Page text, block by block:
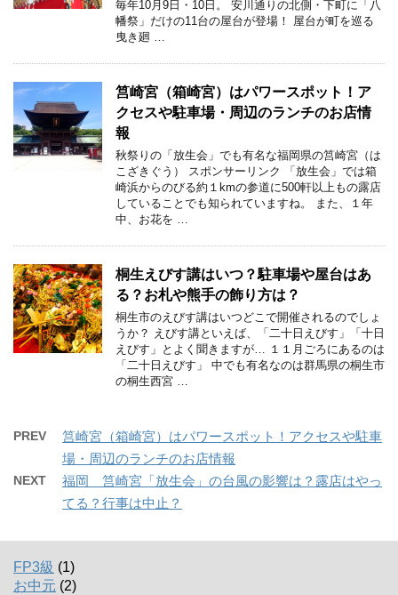
毎年10月9日・10日。 安川通りの北側・下町に「八
幡祭」だけの11台の屋台が登場！ 屋台が町を巡る
曳き廻 …
筥崎宮（箱崎宮）はパワースポット！ア
クセスや駐車場・周辺のランチのお店情
報
秋祭りの「放生会」でも有名な福岡県の筥崎宮（は
こざきぐう） スポンサーリンク 「放生会」では箱
崎浜からのびる約１kmの参道に500軒以上もの露店
していることでも知られていますね。 また、１年
中、お花を …
桐生えびす講はいつ？駐車場や屋台はあ
る？お札や熊手の飾り方は？
桐生市のえびす講はいつどこで開催されるのでしょ
うか？ えびす講といえば、「二十日えびす」「十日
えびす」とよく聞きますが… １１月ごろにあるのは
「二十日えびす」 中でも有名なのは群馬県の桐生市
の桐生西宮 …
PREV
筥崎宮（箱崎宮）はパワースポット！アクセスや駐車
場・周辺のランチのお店情報
NEXT
福岡 筥崎宮「放生会」の台風の影響は？露店はやっ
てる？行事は中止？
FP3級 (1)
お中元 (2)